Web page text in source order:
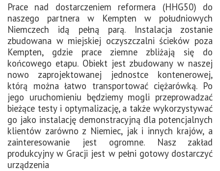
Prace nad dostarczeniem reformera (HHG50) do
naszego partnera w Kempten w południowych
Niemczech idą pełną parą. Instalacja zostanie
zbudowana w miejskiej oczyszczalni ścieków poza
Kempten, gdzie prace ziemne zbliżają się do
końcowego etapu. Obiekt jest zbudowany w naszej
nowo zaprojektowanej jednostce kontenerowej,
którą można łatwo transportować ciężarówką. Po
jego uruchomieniu będziemy mogli przeprowadzać
bieżące testy i optymalizację, a także wykorzystywać
go jako instalację demonstracyjną dla potencjalnych
klientów zarówno z Niemiec, jak i innych krajów, a
zainteresowanie jest ogromne. Nasz zakład
produkcyjny w Gracji jest w pełni gotowy dostarczyć
urządzenia